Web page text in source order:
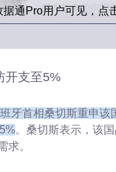
科有往来的中国
大对克里姆林宫
据通Pro用户可见，点
开支至5%
牙首相桑切斯重申该
。桑切斯表示，该
求。